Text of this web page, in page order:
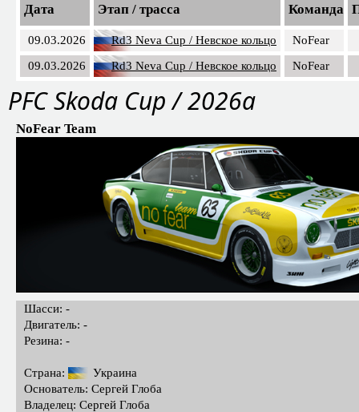
Дата Этап / трасса Команда
09.03.2026 Rd3 Neva Cup / Невское кольцо NoFear
09.03.2026
Rd3 Neva Cup / Невское кольцо NoFear
PFC Skoda Cup / 2026a
NoFear Team
Шасси: -
Двигатель: -
Резина: -
Страна:
Украина
Основатель: Сергей Глоба
Владелец: Сергей Глоба